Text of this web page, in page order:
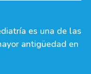
es una de las
antigüedad en